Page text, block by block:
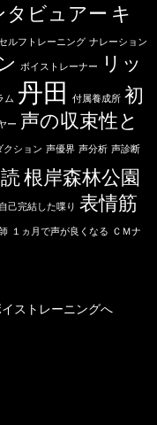
タビュアー キ
ルフトレーニング ナレーション
ボイストレーナー
リッ
ム 丹田 付属養成所 初
ー 声の収束性と
クション 声優界 声分析 声診断
根岸森林公園
自己完結した喋り 表情筋
１ヵ月で声が良くなる ＣＭナ